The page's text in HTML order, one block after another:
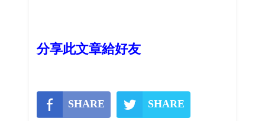
分享此文章給好友
SHARE SHARE